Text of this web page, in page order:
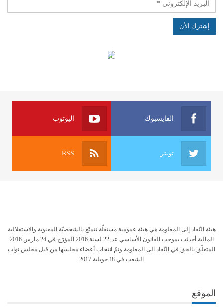
الهياكل الخاضعة لقانون النفاذ إلى المعلومة
الفايسبوك اليوتوب
تويتر RSS
هيئة النّفاذ إلى المعلومة هي هيئة عمومية مستقلّة تتمتّع بالشخصيّة المعنوية والاستقلالية
المالية أحدثت بموجب القانون الأساسي عدد22 لسنة 2016 المؤرّخ في 24 مارس 2016
المتعلّق بالحق في النّفاذ الى المعلومة وتمّ انتخاب أعضاء مجلسها من قبل مجلس نواب
الشعب في 18 جويلية 2017
الموقع